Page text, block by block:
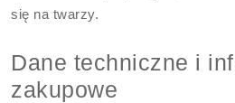
się na twarzy.
Dane techniczne i
zakupowe